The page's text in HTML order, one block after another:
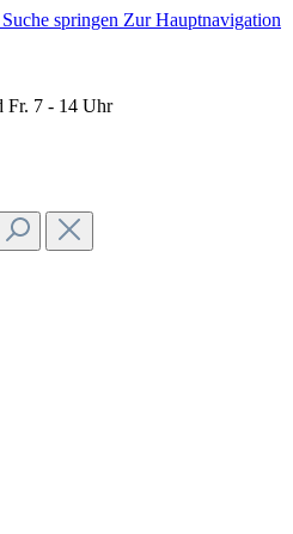
springen Zur Hauptnavigation
Fr. 7 - 14 Uhr